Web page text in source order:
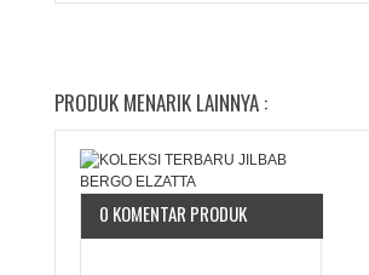
PRODUK MENARIK LAINNYA :
0 KOMENTAR PRODUK